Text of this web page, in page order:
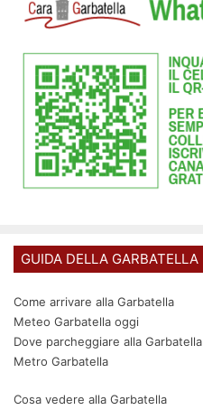
GUIDA DELLA GARBATELLA
Come arrivare alla Garbatella
Meteo Garbatella oggi
Dove parcheggiare alla Garbatella
Metro Garbatella
Cosa vedere alla Garbatella